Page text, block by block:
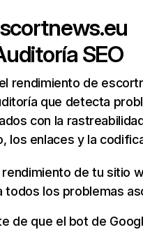
SEO
rendimiento de
que detecta
con la
los enlaces y la
rendimiento de tu sitio
todos los problemas
de que el bot de